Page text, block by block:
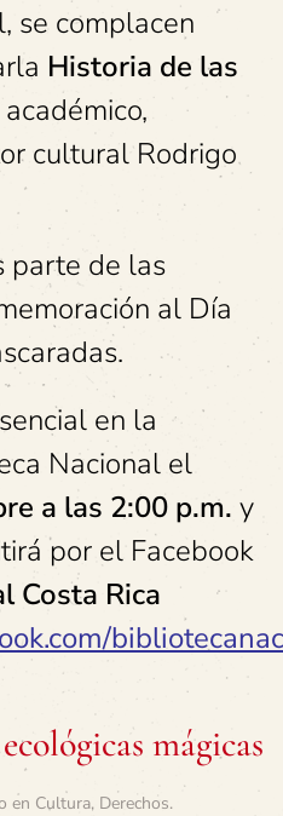
se complacen
Historia de las
cultural Rodrigo
parte de las
al Día
en la
Nacional el
a las 2:00 p.m. y
por el Facebook
Costa Rica
mágicas
en Cultura, Derechos.